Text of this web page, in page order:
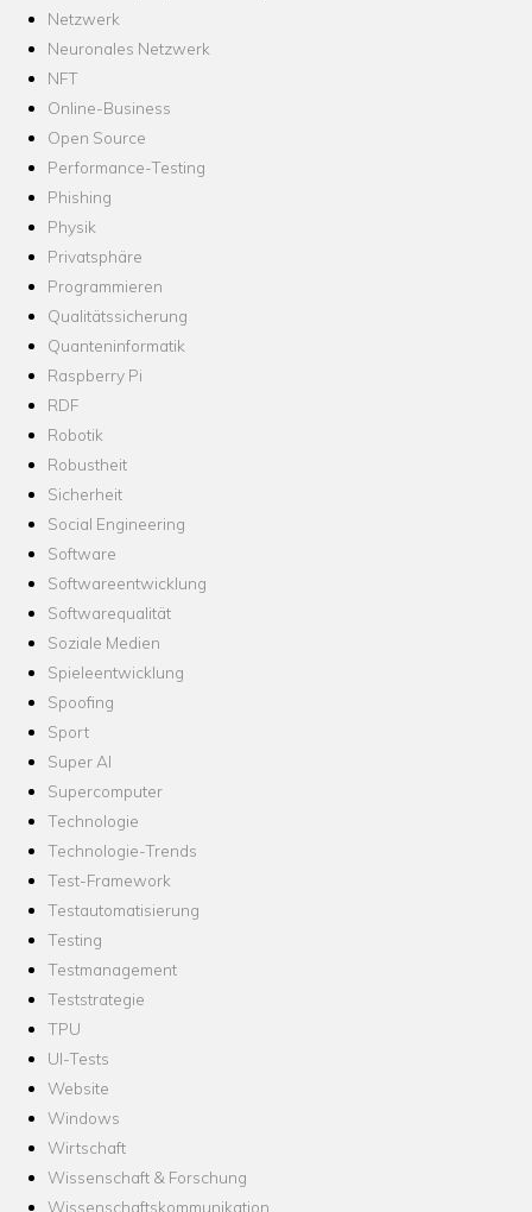
Netzwerk
Neuronales Netzwerk
NFT
Online-Business
Open Source
Performance-Testing
Phishing
Physik
Privatsphäre
Programmieren
Qualitätssicherung
Quanteninformatik
Raspberry Pi
RDF
Robotik
Robustheit
Sicherheit
Social Engineering
Software
Softwareentwicklung
Softwarequalität
Soziale Medien
Spieleentwicklung
Spoofing
Sport
Super AI
Supercomputer
Technologie
Technologie-Trends
Test-Framework
Testautomatisierung
Testing
Testmanagement
Teststrategie
TPU
UI-Tests
Website
Windows
Wirtschaft
Wissenschaft & Forschung
Wissenschaftskommunikation